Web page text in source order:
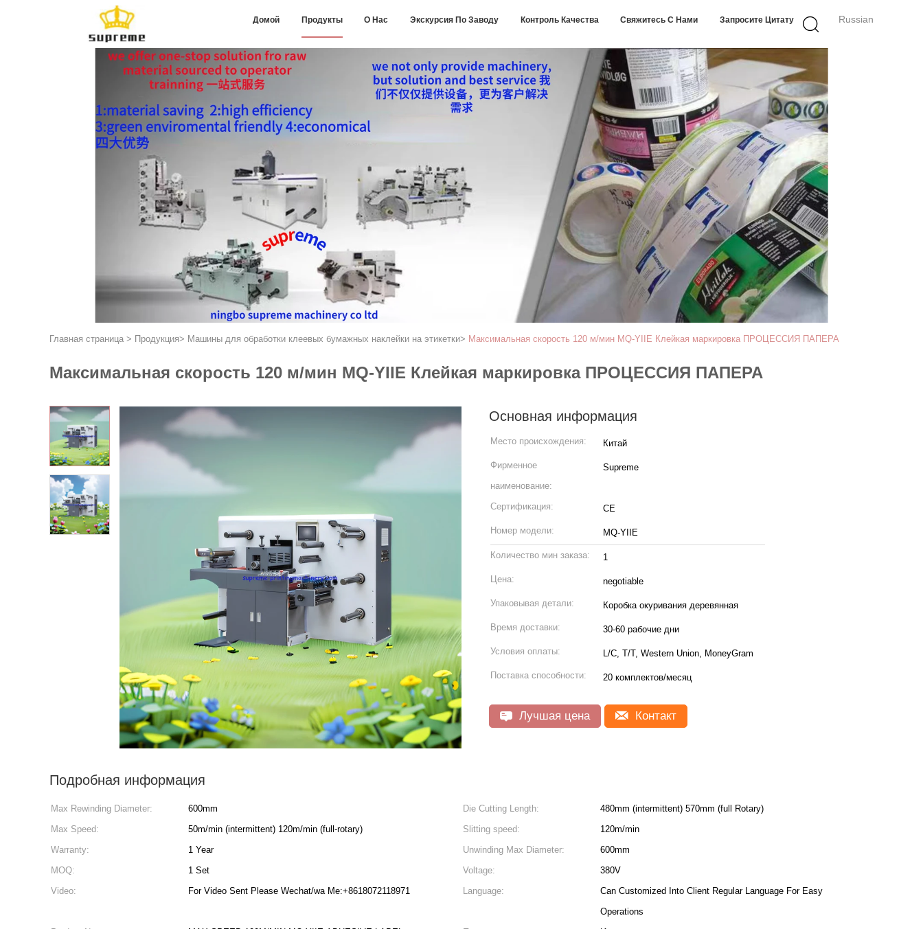
Russian
Домой Продукты О Нас Экскурсия По Заводу Контроль Качества Свяжитесь С Нами Запросите Цитату
Главная страница > Продукция> Машины для обработки клеевых бумажных наклейки на этикетки> Максимальная скорость 120 м/мин MQ-YIIE Клейкая маркировка ПРОЦЕССИЯ ПАПЕРА
Максимальная скорость 120 м/мин MQ-YIIE Клейкая маркировка ПРОЦЕССИЯ ПАПЕРА
Основная информация
Место происхождения: Китай
Фирменное
наименование:
Supreme
Сертификация: CE
Номер модели: MQ-YIIE
Количество мин заказа: 1
Цена: negotiable
Упаковывая детали: Коробка окуривания деревянная
Время доставки: 30-60 рабочие дни
Условия оплаты: L/C, T/T, Western Union, MoneyGram
Поставка способности: 20 комплектов/месяц
Лучшая цена Контакт
Подробная информация
Max Rewinding Diameter: 600mm Die Cutting Length:
480mm (intermittent) 570mm (full Rotary)
Max Speed:
50m/min (intermittent) 120m/min (full-rotary) Slitting speed:
120m/min
Warranty:
1 Year Unwinding Max Diameter:
600mm
MOQ:
1 Set Voltage:
380V
Video:
For Video Sent Please Wechat/wa Me:+8618072118971 Language:
Can Customized Into Client Regular Language For Easy
Operations